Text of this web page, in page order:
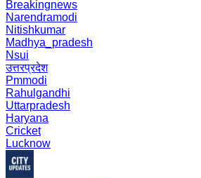
Breakingnews
Narendramodi
Nitishkumar
Madhya_pradesh
Nsui
उत्तरप्रदेश
Pmmodi
Rahulgandhi
Uttarpradesh
Haryana
Cricket
Lucknow